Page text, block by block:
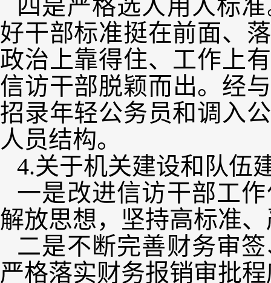
四是严格选人用人标
好干部标准挺在前面、
政治上靠得住、工作上
信访干部脱颖而出。经
招录年轻公务员和调入
人员结构。
4.关于机关建设和队伍
一是改进信访干部工
解放思想，坚持高标准
二是不断完善财务审
严格落实财务报销审批